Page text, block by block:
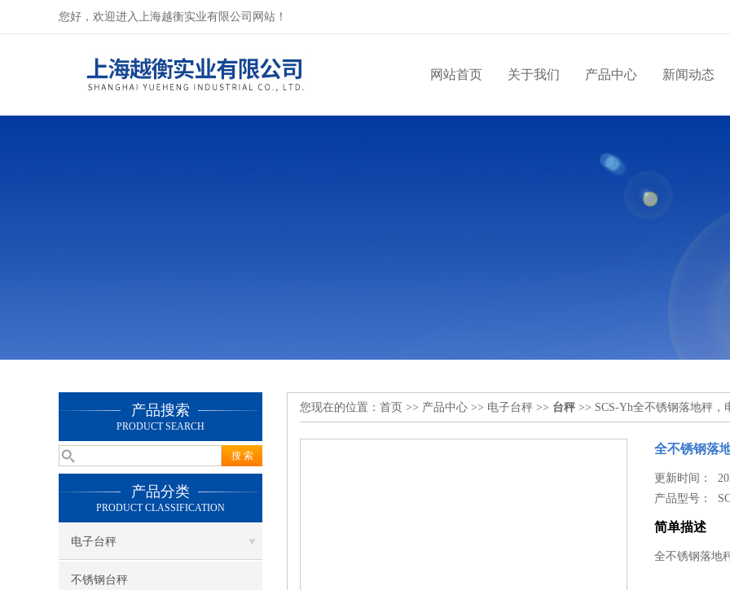
您好，欢迎进入上海越衡实业有限公司网站！
网站首页 关于我们 产品中心 新闻动态
产品搜索
PRODUCT SEARCH
产品分类
PRODUCT CLASSIFICATION
电子台秤
不锈钢台秤
您现在的位置： 首页 >> 产品中心 >> 电子台秤 >> 台秤 >> SCS-Yh全不锈钢落地秤，
全不锈钢落
更新时间：
产品型号：
简单描述
全不锈钢落地